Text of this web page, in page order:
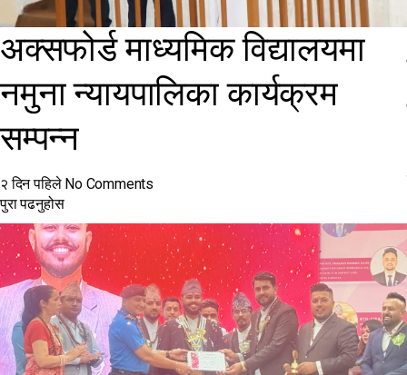
अक्सफोर्ड माध्यमिक विद्यालयमा
नमुना न्यायपालिका कार्यक्रम
सम्पन्न
२ दिन पहिले No Comments
पुरा पढनुहोस